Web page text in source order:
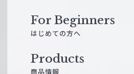
For Beginners
はじめての方へ
Products
商品情報